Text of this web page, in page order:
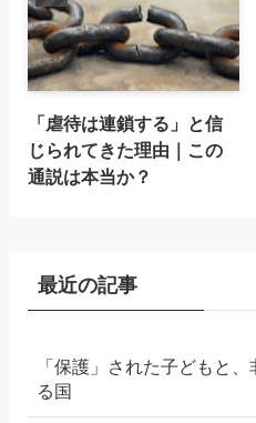
「虐待は連鎖する」と信
じられてきた理由｜この
通説は本当か？
最近の記事
「保護」された子どもと
る国